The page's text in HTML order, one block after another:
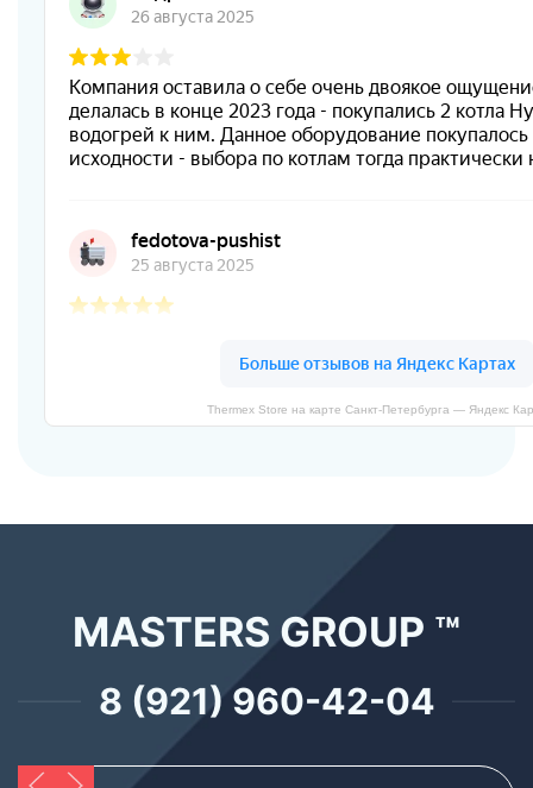
Thermex Store на карте Санкт‑Петербурга — Яндекс
MASTERS GROUP ™
8 (921) 960-42-04